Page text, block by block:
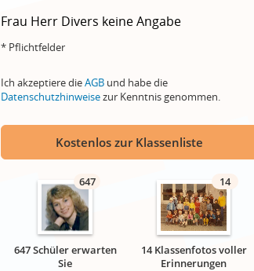
Frau Herr Divers keine Angabe
* Pflichtfelder
Ich akzeptiere dieAGB und habe die
Datenschutzhinweisezur Kenntnis genommen.
Kostenlos zur Klassenliste
647
647 Schüler erwarten
Sie
14
14 Klassenfotos voller
Erinnerungen